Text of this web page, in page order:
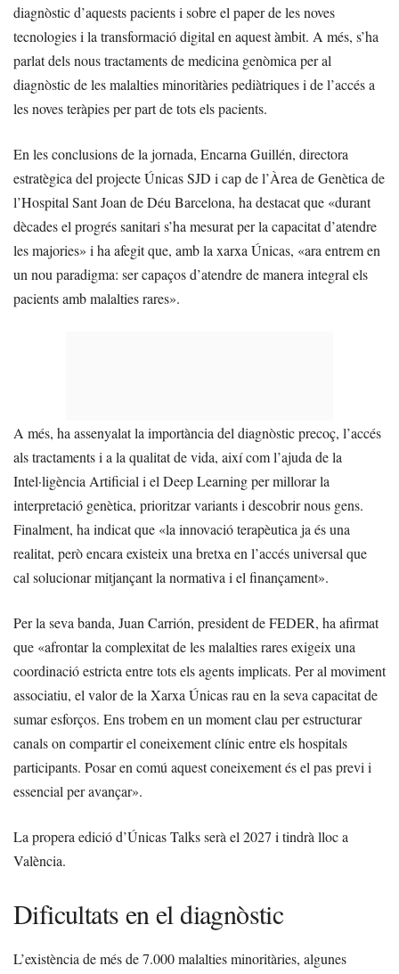
diagnòstic d’aquests pacients i sobre el paper de les noves
tecnologies i la transformació digital en aquest àmbit. A més, s’ha
parlat dels nous tractaments de medicina genòmica per al
diagnòstic de les malalties minoritàries pediàtriques i de l’accés a
les noves teràpies per part de tots els pacients.
En les conclusions de la jornada, Encarna Guillén, directora
estratègica del projecte Únicas SJD i cap de l’Àrea de Genètica de
l’Hospital Sant Joan de Déu Barcelona, ha destacat que «durant
dècades el progrés sanitari s’ha mesurat per la capacitat d’atendre
les majories» i ha afegit que, amb la xarxa Únicas, «ara entrem en
un nou paradigma: ser capaços d’atendre de manera integral els
pacients amb malalties rares».
A més, ha assenyalat la importància del diagnòstic precoç, l’accés
als tractaments i a la qualitat de vida, així com l’ajuda de la
Intel·ligència Artificial i el Deep Learning per millorar la
interpretació genètica, prioritzar variants i descobrir nous gens.
Finalment, ha indicat que «la innovació terapèutica ja és una
realitat, però encara existeix una bretxa en l’accés universal que
cal solucionar mitjançant la normativa i el finançament».
Per la seva banda, Juan Carrión, president de FEDER, ha afirmat
que «afrontar la complexitat de les malalties rares exigeix una
coordinació estricta entre tots els agents implicats. Per al moviment
associatiu, el valor de la Xarxa Únicas rau en la seva capacitat de
sumar esforços. Ens trobem en un moment clau per estructurar
canals on compartir el coneixement clínic entre els hospitals
participants. Posar en comú aquest coneixement és el pas previ i
essencial per avançar».
La propera edició d’Únicas Talks serà el 2027 i tindrà lloc a
València.
Dificultats en el diagnòstic
L’existència de més de 7.000 malalties minoritàries, algunes